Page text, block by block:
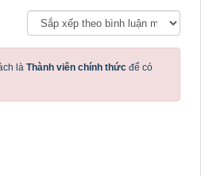
là Thành viên chính thức để có